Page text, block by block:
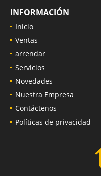
INFORMACIÓN
Inicio
Ventas
arrendar
Servicios
Novedades
Nuestra Empresa
Contáctenos